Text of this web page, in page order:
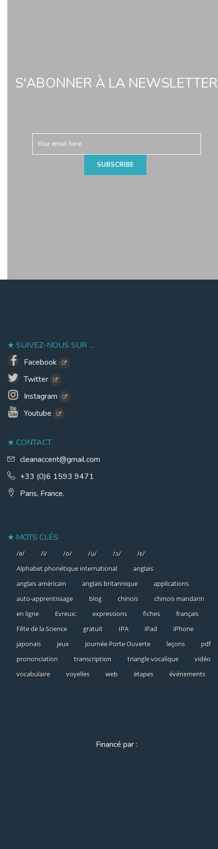
S'ABONNER À LA NEWSLETTER
SUIVEZ-NOUS SUR ...
Facebook
Twitter
Instagram
Youtube
CONTACT
cleanaccent@gmail.com
+33 (0)6 1593 9471
Paris, France.
MOTS CLÉS
/e/ /i/ /o/ /u/ /ɔ/
/ɛ/
Alphabet phonétique international
anglais
anglais américain
anglais britannique
applications
auto-apprentissage
blog chinois
chinois mandarin
en ligne
Evreux; expressions fiches
français
Fête de la Science
gratuit IPA iPad
iPhone
japonais
jeux Journée Porte Ouverte leçons
pdf
prononciation
transcription triangle vocalique
vidéo
vocabulaire
voyelles web étapes événements
Financé par :